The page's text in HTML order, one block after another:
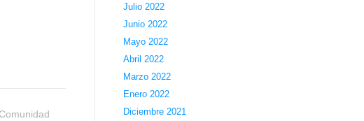
Julio 2022
Junio 2022
Mayo 2022
Abril 2022
Marzo 2022
Enero 2022
Diciembre 2021